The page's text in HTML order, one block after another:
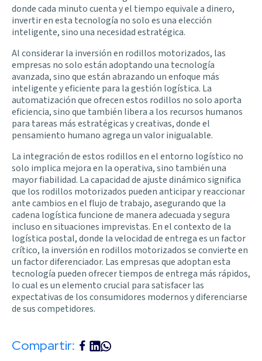
donde cada minuto cuenta y el tiempo equivale a dinero,
invertir en esta tecnología no solo es una elección
inteligente, sino una necesidad estratégica.
Al considerar la inversión en rodillos motorizados, las
empresas no solo están adoptando una tecnología
avanzada, sino que están abrazando un enfoque más
inteligente y eficiente para la gestión logística. La
automatización que ofrecen estos rodillos no solo aporta
eficiencia, sino que también libera a los recursos humanos
para tareas más estratégicas y creativas, donde el
pensamiento humano agrega un valor inigualable.
La integración de estos rodillos en el entorno logístico no
solo implica mejora en la operativa, sino también una
mayor fiabilidad. La capacidad de ajuste dinámico significa
que los rodillos motorizados pueden anticipar y reaccionar
ante cambios en el flujo de trabajo, asegurando que la
cadena logística funcione de manera adecuada y segura
incluso en situaciones imprevistas. En el contexto de la
logística postal, donde la velocidad de entrega es un factor
crítico, la inversión en rodillos motorizados se convierte en
un factor diferenciador. Las empresas que adoptan esta
tecnología pueden ofrecer tiempos de entrega más rápidos,
lo cual es un elemento crucial para satisfacer las
expectativas de los consumidores modernos y diferenciarse
de sus competidores.
Compartir: